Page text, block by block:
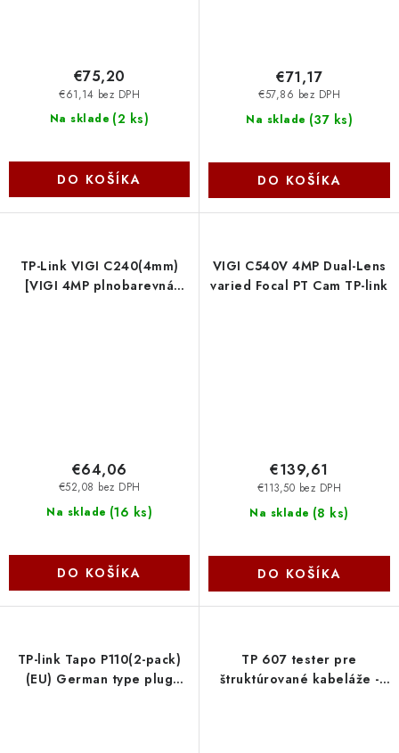
Na sklade (2 ks)
€61,14 bez DPH
€75,20
DO KOŠÍKA
Na sklade (37 ks)
€57,86 bez DPH
€71,17
DO KOŠÍKA
TP-Link VIGI C240(4mm)
[VIGI 4MP plnobarevná
Na sklade (16 ks)
€52,08 bez DPH
€64,06
DO KOŠÍKA
VIGI C540V 4MP Dual-Lens
varied Focal PT Cam TP-link
Na sklade (8 ks)
€113,50 bez DPH
€139,61
DO KOŠÍKA
TP-link Tapo P110(2-pack)
(EU) German type plug
TP 607 tester pre
štruktúrované kabeláže -